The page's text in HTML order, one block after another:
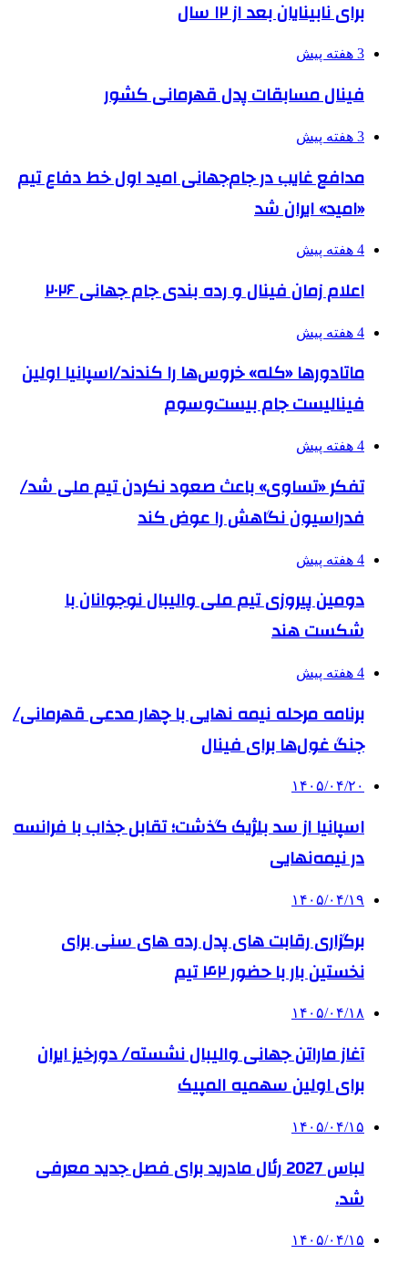
برای نابینایان بعد از ۱۲ سال
3 هفته پیش
فینال مسابقات پدل قهرمانی کشور
3 هفته پیش
مدافع غایب در جام‌جهانی امید اول خط دفاع تیم
«امید» ایران شد
4 هفته پیش
اعلام زمان فینال و رده بندی جام جهانی ۲۰۲۶
4 هفته پیش
ماتادورها «کله» خروس‌ها را کندند/اسپانیا اولین
فینالیست جام بیست‌وسوم
4 هفته پیش
تفکر «تساوی» باعث صعود نکردن تیم ملی شد/
فدراسیون نگاهش را عوض کند
4 هفته پیش
دومین پیروزی تیم ملی والیبال نوجوانان با
شکست هند
4 هفته پیش
برنامه مرحله نیمه نهایی با چهار مدعی قهرمانی/
جنگ غول‌ها برای فینال
۱۴۰۵/۰۴/۲۰
اسپانیا از سد بلژیک گذشت؛ تقابل جذاب با فرانسه
در نیمه‌نهایی
۱۴۰۵/۰۴/۱۹
برگزاری رقابت های پدل رده های سنی برای
نخستین بار با حضور ۴۲ تیم
۱۴۰۵/۰۴/۱۸
آغاز ماراتن جهانی والیبال نشسته/ دورخیز ایران
برای اولین سهمیه المپیک
۱۴۰۵/۰۴/۱۵
لباس 2027 رئال مادرید برای فصل جدید معرفی
شد.
۱۴۰۵/۰۴/۱۵